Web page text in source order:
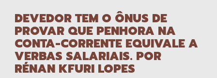
DEVEDOR TEM O ÔNUS DE
PROVAR QUE PENHORA NA
CONTA-CORRENTE EQUIVALE A
VERBAS SALARIAIS. POR
RÉNAN KFURI LOPES